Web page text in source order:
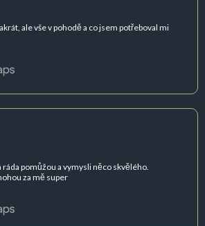
ale vše v pohodě a co jsem potřeboval mi
ráda pomůžou a vymysli něco skvělého.
za mě super